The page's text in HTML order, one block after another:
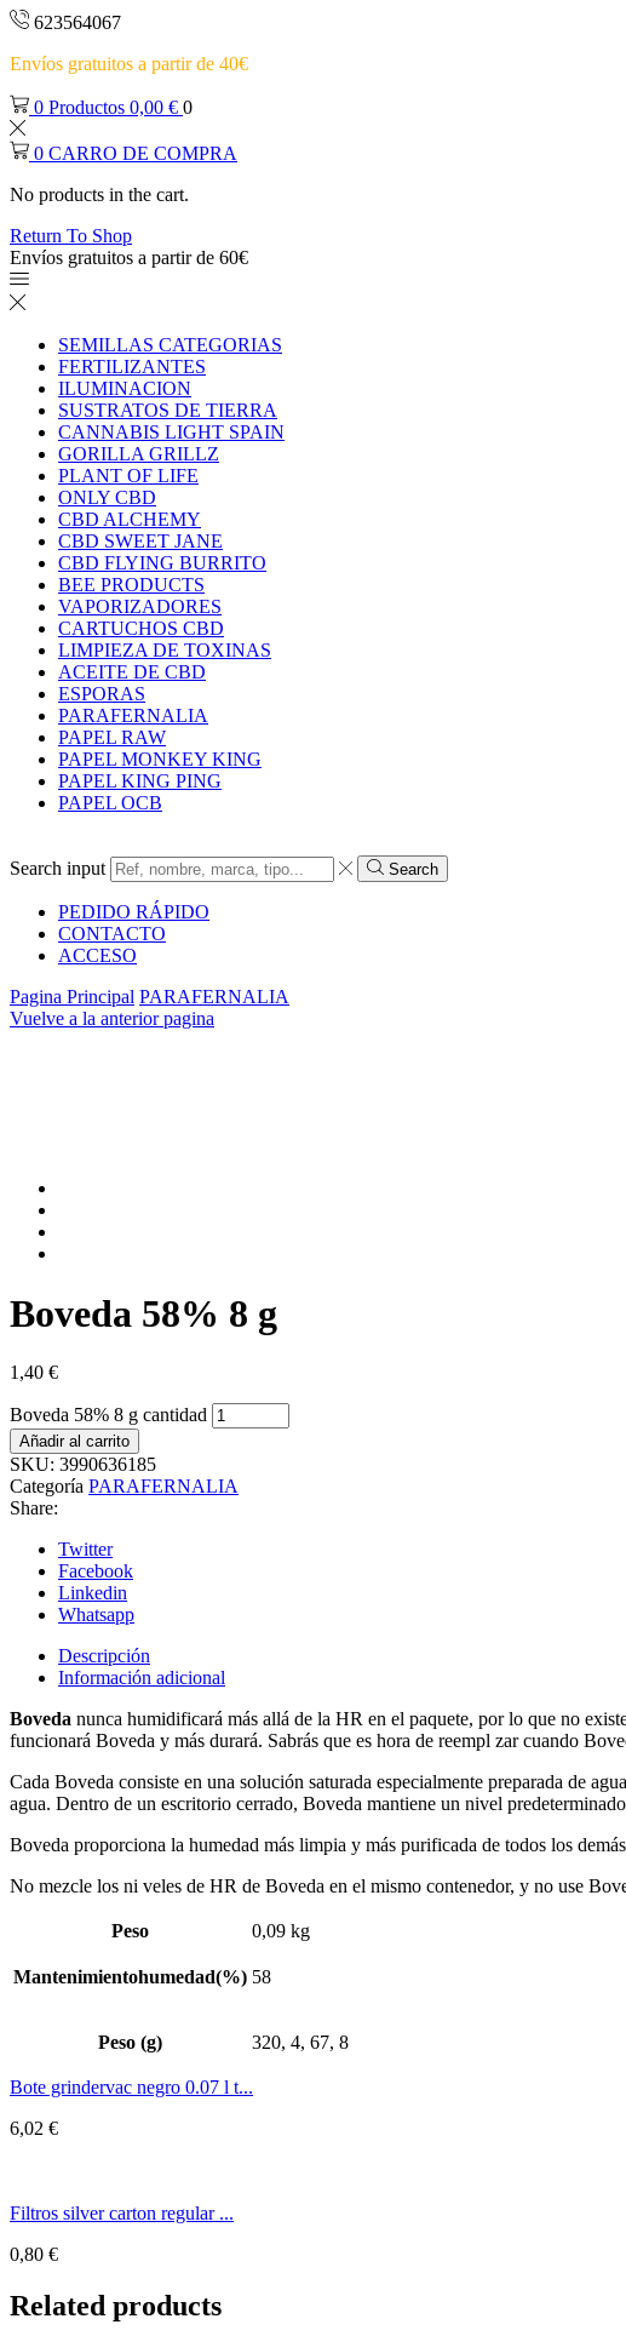
623564067
Envíos gratuitos a partir de 40€
0 Productos 0,00 € 0
0 CARRO DE COMPRA
No products in the cart.
Return To Shop
Envíos gratuitos a partir de 60€
SEMILLAS CATEGORIAS
FERTILIZANTES
ILUMINACION
SUSTRATOS DE TIERRA
CANNABIS LIGHT SPAIN
GORILLA GRILLZ
PLANT OF LIFE
ONLY CBD
CBD ALCHEMY
CBD SWEET JANE
CBD FLYING BURRITO
BEE PRODUCTS
VAPORIZADORES
CARTUCHOS CBD
LIMPIEZA DE TOXINAS
ACEITE DE CBD
ESPORAS
PARAFERNALIA
PAPEL RAW
PAPEL MONKEY KING
PAPEL KING PING
PAPEL OCB
Search input Search
PEDIDO RÁPIDO
CONTACTO
ACCESO
Pagina Principal PARAFERNALIA
Vuelve a la anterior pagina
Boveda 58% 8 g
1,40 €
Boveda 58% 8 g cantidad
Añadir al carrito
SKU: 3990636185
Categoría PARAFERNALIA
Share:
Twitter
Facebook
Linkedin
Whatsapp
Descripción
Información adicional
Boveda nunca humidificará más allá de la HR en el paquete, por lo que no
funcionará Boveda y más durará. Sabrás que es hora de reempl zar cuando
Cada Boveda consiste en una solución saturada especialmente preparada de
agua. Dentro de un escritorio cerrado, Boveda mantiene un nivel
Boveda proporciona la humedad más limpia y más purificada de todos los
No mezcle los ni veles de HR de Boveda en el mismo contenedor, y no use
Peso 0,09 kg
Mantenimientohumedad(%) 58
Peso (g) 320, 4, 67, 8
Bote grindervac negro 0.07 l t...
6,02 €
Filtros silver carton regular ...
0,80 €
Related products